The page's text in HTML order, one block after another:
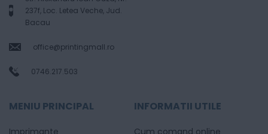
237f, Loc. Letea Veche, Jud.
Bacau
office@printingmall.ro
0746.217.503
MENIU PRINCIPAL
Imprimante
INFORMATII UTILE
Cum comand online